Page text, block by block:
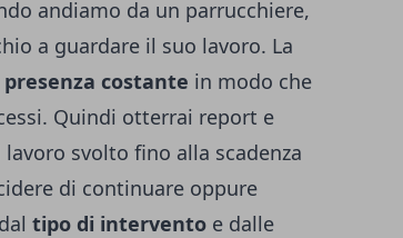
andiamo da un parrucchiere,
a guardare il suo lavoro. La
presenza costante in modo che
Quindi otterrai report e
svolto fino alla scadenza
di continuare oppure
tipo di intervento e dalle